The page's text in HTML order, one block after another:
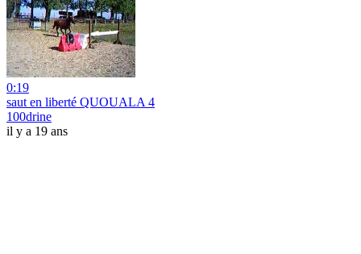
0:19
saut en liberté QUOUALA 4
100drine
il y a 19 ans